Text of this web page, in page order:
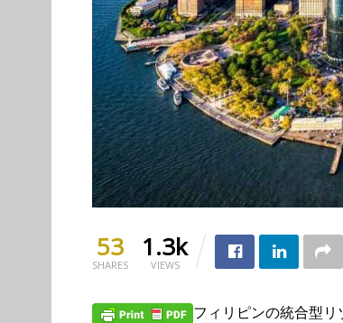
53
SHARES
1.3k
VIEWS
フィリピンの統合型